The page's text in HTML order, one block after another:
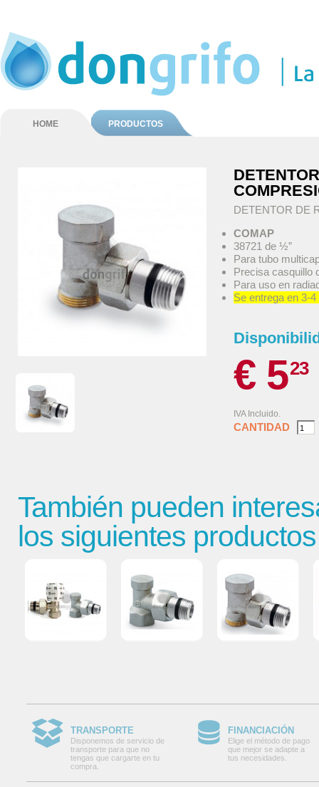
HOME PRODUCTOS
DETENTOR DE
COMAP
38721 de ½”
Para tubo
Precisa casquillo
Para uso en
Se entrega en 3-
€ 523
IVA Incluido.
CANTIDAD
También pueden
los siguientes productos
TRANSPORTE
Disponemos de servicio de
transporte para que no
tengas que cargarte en tu
compra.
FINANCIACIÓN
Elige el método de pago
que mejor se adapte a
tus necesidades.